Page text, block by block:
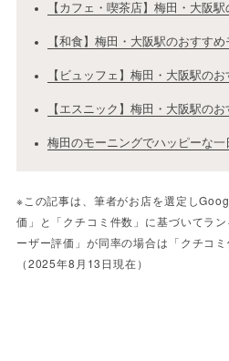
【カフェ・喫茶店】梅田・大阪
【和食】梅田・大阪駅のおすす
【ビュッフェ】梅田・大阪駅の
【エスニック】梅田・大阪駅の
梅田のモーニングでハッピーな一
※この記事は、筆者がお店を選定し
価」と「クチコミ件数」に基づいてラ
ーザー評価」が同率の場合は「クチコ
（2025年8月13日現在）